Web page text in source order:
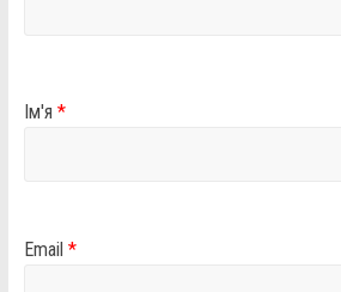
Ім'я *
Email *